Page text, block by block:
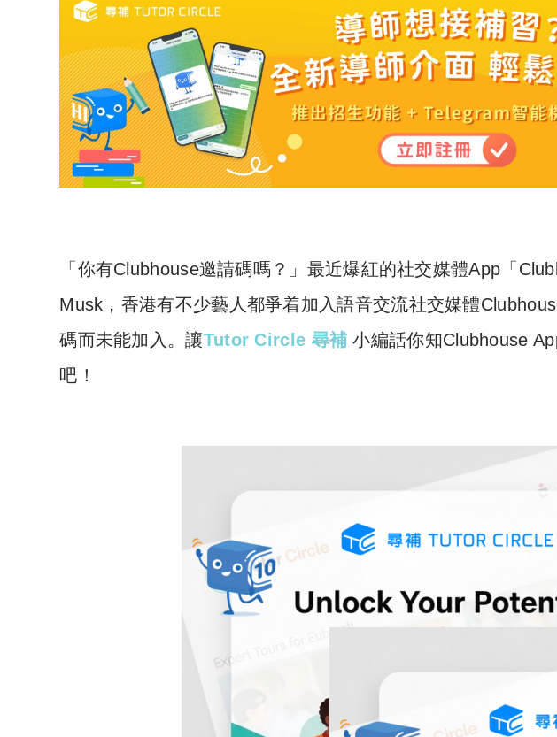
「你有Clubhouse邀請碼嗎？」最近爆紅的社交媒體App「
Musk，香港有不少藝人都爭着加入語音交流社交媒體
碼而未能加入。讓Tutor Circle 尋補 小編話你知Clubhouse
吧！